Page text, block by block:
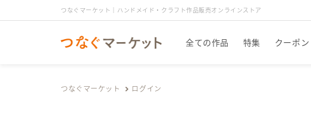
つなぐマーケット｜ハンドメイド・クラフト作品販売オンラインストア
全ての作品 特集 クーポン
つなぐマーケット ログイン